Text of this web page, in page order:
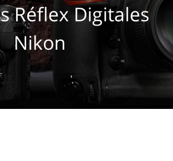
Réflex Digitales
Nikon